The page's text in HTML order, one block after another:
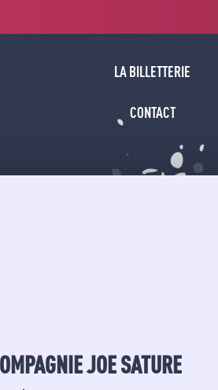
LA BILLETTERIE
CONTACT
JOE SATURE